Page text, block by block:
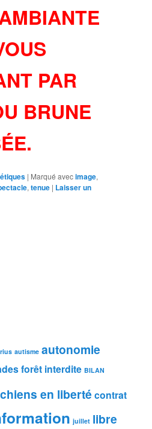
PAR
BRUNE
| Marqué avecimage,
,tenue | Laisser un
autisme autonomie
forêt interdite BILAN
chiens en liberté contrat
juillet libre